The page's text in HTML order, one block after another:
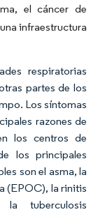
el cáncer de
infraestructura
respiratorias
partes de los
Los síntomas
razones de
los centros de
los principales
son el asma, la
(EPOC), la rinitis
tuberculosis